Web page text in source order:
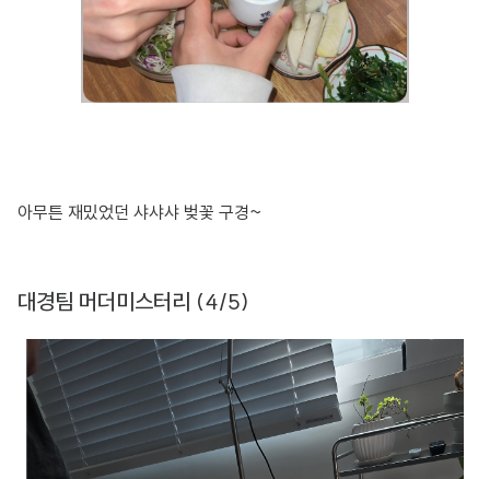
아무튼 재밌었던 샤샤샤 벚꽃 구경~
대경팀 머더미스터리 (4/5)